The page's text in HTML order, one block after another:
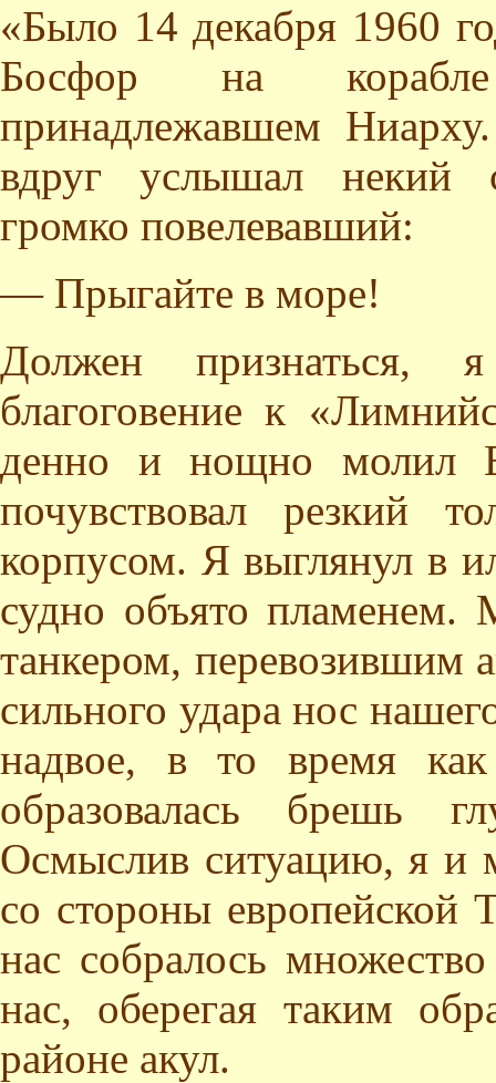
«Было 14 декабря 1960
Босфор на
принадлежавшем
вдруг услышал некий
громко повелевавший:
— Прыгайте в море!
Должен признаться,
благоговение к
денно и нощно молил
почувствовал резкий
корпусом. Я выглянул в
судно объято пламенем.
танкером, перевозившим
сильного удара нос
надвое, в то время как
образовалась брешь
Осмыслив ситуацию, я и
со стороны
нас собралось
нас, оберегая таким
районе акул.